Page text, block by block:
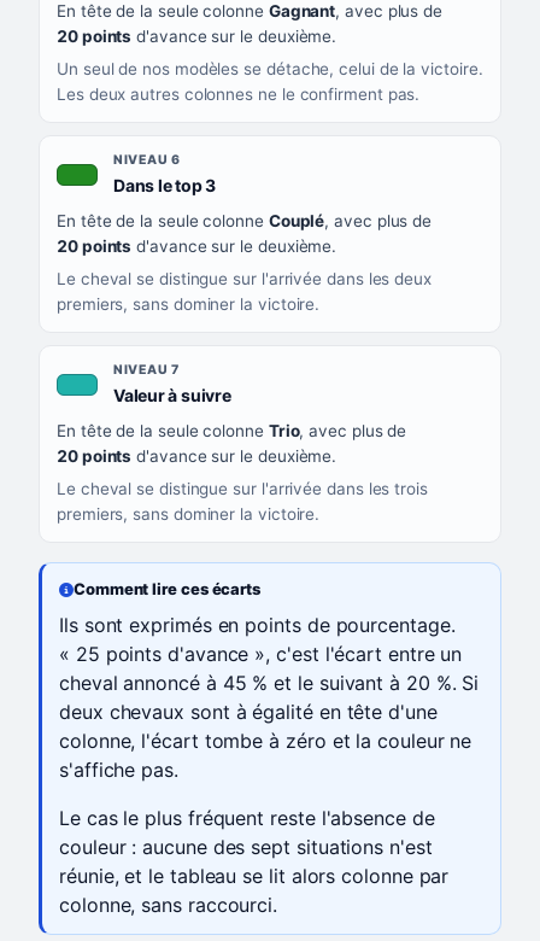
En tête de la seule colonne Gagnant, avec plus de
20 points d'avance sur le deuxième.
Un seul de nos modèles se détache, celui de la victoire.
Les deux autres colonnes ne le confirment pas.
NIVEAU 6
Dans le top 3, couleur verte
En tête de la seule colonne Couplé, avec plus de
20 points d'avance sur le deuxième.
Le cheval se distingue sur l'arrivée dans les deux
premiers, sans dominer la victoire.
NIVEAU 7
Valeur à suivre, couleur turquoise
En tête de la seule colonne Trio, avec plus de
20 points d'avance sur le deuxième.
Le cheval se distingue sur l'arrivée dans les trois
premiers, sans dominer la victoire.
Comment lire ces écarts
Ils sont exprimés en points de pourcentage.
« 25 points d'avance », c'est l'écart entre un
cheval annoncé à 45 % et le suivant à 20 %. Si
deux chevaux sont à égalité en tête d'une
colonne, l'écart tombe à zéro et la couleur ne
s'affiche pas.
Le cas le plus fréquent reste l'absence de
couleur : aucune des sept situations n'est
réunie, et le tableau se lit alors colonne par
colonne, sans raccourci.